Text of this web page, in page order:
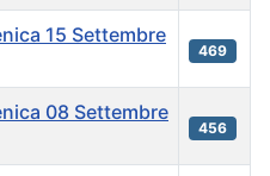
15 Settembre
469
08 Settembre
456